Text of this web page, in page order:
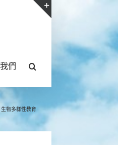
們
生物多樣性教育
Sliding
Area